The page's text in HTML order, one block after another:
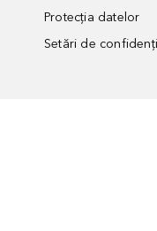
Protecția datelor
Setări de